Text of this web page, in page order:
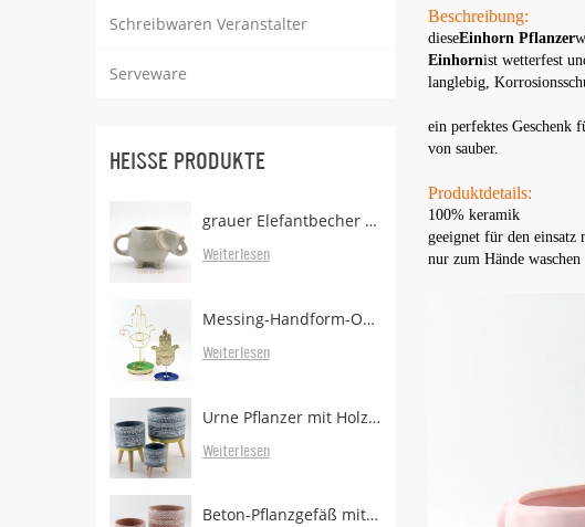
Schreibwaren Veranstalter
Serveware
HEISSE PRODUKTE
grauer Elefantbecher mit Teebeutelhalter
Weiterlesen
Messing-Handform-Ohrringständer mit Tablett
Weiterlesen
Urne Pflanzer mit Holzbeinen
Weiterlesen
Beton-Pflanzgefäß mit bewaldeten Beinen zum Verkauf
Beschreibung:
dieseEinhorn Pflanzer
Einhornist wetterfest
langlebig,
ein perfektes Geschenk
von sauber.
Produktdetails:
100% keramik
geeignet für den einsatz
nur zum Hände waschen